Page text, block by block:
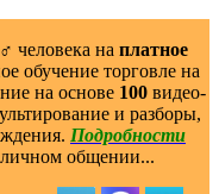
человека на платное
обучение торговле на
на основе 100видео-
и разборы,
Подробности
общении...